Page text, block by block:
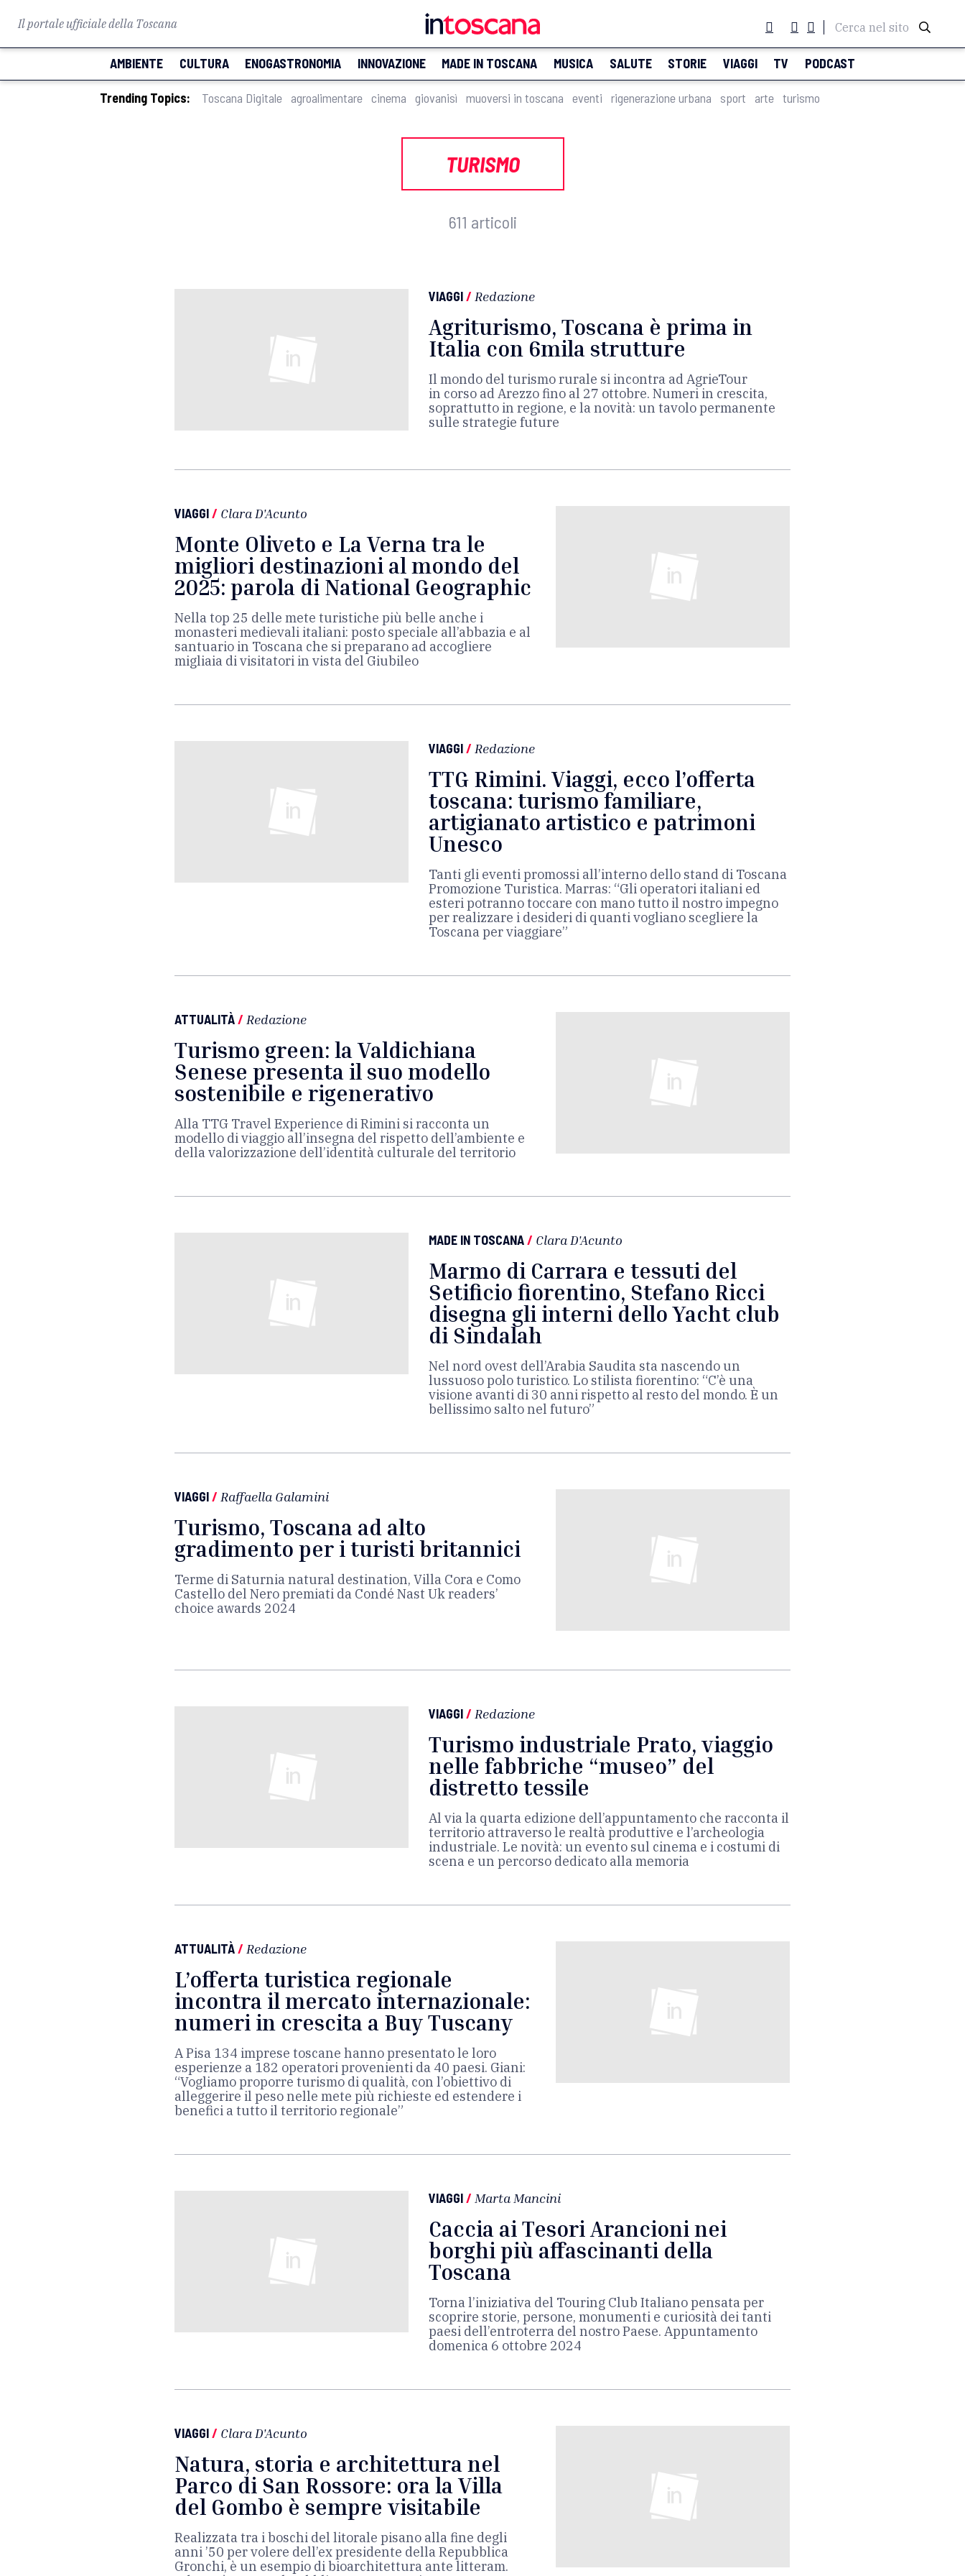
Il portale ufficiale della Toscana Cerca nel sito
AMBIENTE CULTURA ENOGASTRONOMIA INNOVAZIONE MADE IN TOSCANA MUSICA SALUTE STORIE VIAGGI TV PODCAST
Trending Topics: Toscana Digitale agroalimentare cinema giovanisì muoversi in toscana eventi rigenerazione urbana sport arte turismo
TURISMO
611 articoli
VIAGGI/ Redazione
Agriturismo, Toscana è prima in
Italia con 6mila strutture
Il mondo del turismo rurale si incontra ad AgrieTour
in corso ad Arezzo fino al 27 ottobre. Numeri in crescita,
soprattutto in regione, e la novità: un tavolo permanente
sulle strategie future
VIAGGI/ Clara D'Acunto
Monte Oliveto e La Verna tra le
migliori destinazioni al mondo del
2025: parola di National Geographic
Nella top 25 delle mete turistiche più belle anche i
monasteri medievali italiani: posto speciale all’abbazia e al
santuario in Toscana che si preparano ad accogliere
migliaia di visitatori in vista del Giubileo
VIAGGI/ Redazione
TTG Rimini. Viaggi, ecco l’offerta
toscana: turismo familiare,
artigianato artistico e patrimoni
Unesco
Tanti gli eventi promossi all’interno dello stand di Toscana
Promozione Turistica. Marras: “Gli operatori italiani ed
esteri potranno toccare con mano tutto il nostro impegno
per realizzare i desideri di quanti vogliano scegliere la
Toscana per viaggiare”
ATTUALITÀ/ Redazione
Turismo green: la Valdichiana
Senese presenta il suo modello
sostenibile e rigenerativo
Alla TTG Travel Experience di Rimini si racconta un
modello di viaggio all’insegna del rispetto dell’ambiente e
della valorizzazione dell’identità culturale del territorio
MADE IN TOSCANA/ Clara D'Acunto
Marmo di Carrara e tessuti del
Setificio fiorentino, Stefano Ricci
disegna gli interni dello Yacht club
di Sindalah
Nel nord ovest dell’Arabia Saudita sta nascendo un
lussuoso polo turistico. Lo stilista fiorentino: “C’è una
visione avanti di 30 anni rispetto al resto del mondo. È un
bellissimo salto nel futuro”
VIAGGI/ Raffaella Galamini
Turismo, Toscana ad alto
gradimento per i turisti britannici
Terme di Saturnia natural destination, Villa Cora e Como
Castello del Nero premiati da Condé Nast Uk readers’
choice awards 2024
VIAGGI/ Redazione
Turismo industriale Prato, viaggio
nelle fabbriche “museo” del
distretto tessile
Al via la quarta edizione dell’appuntamento che racconta il
territorio attraverso le realtà produttive e l’archeologia
industriale. Le novità: un evento sul cinema e i costumi di
scena e un percorso dedicato alla memoria
ATTUALITÀ/ Redazione
L’offerta turistica regionale
incontra il mercato internazionale:
numeri in crescita a Buy Tuscany
A Pisa 134 imprese toscane hanno presentato le loro
esperienze a 182 operatori provenienti da 40 paesi. Giani:
“Vogliamo proporre turismo di qualità, con l’obiettivo di
alleggerire il peso nelle mete più richieste ed estendere i
benefici a tutto il territorio regionale”
VIAGGI/ Marta Mancini
Caccia ai Tesori Arancioni nei
borghi più affascinanti della
Toscana
Torna l’iniziativa del Touring Club Italiano pensata per
scoprire storie, persone, monumenti e curiosità dei tanti
paesi dell’entroterra del nostro Paese. Appuntamento
domenica 6 ottobre 2024
VIAGGI/ Clara D'Acunto
Natura, storia e architettura nel
Parco di San Rossore: ora la Villa
del Gombo è sempre visitabile
Realizzata tra i boschi del litorale pisano alla fine degli
anni ’50 per volere dell’ex presidente della Repubblica
Gronchi, è un esempio di bioarchitettura ante litteram.